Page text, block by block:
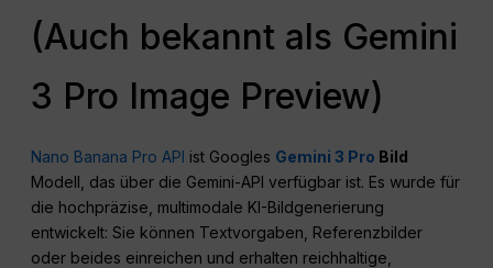
(Auch bekannt als Gemini
3 Pro Image Preview)
Nano Banana Pro API ist Googles Gemini 3 Pro Bild
Modell, das über die Gemini-API verfügbar ist. Es wurde für
die hochpräzise, multimodale KI-Bildgenerierung
entwickelt: Sie können Textvorgaben, Referenzbilder
oder beides einreichen und erhalten reichhaltige,